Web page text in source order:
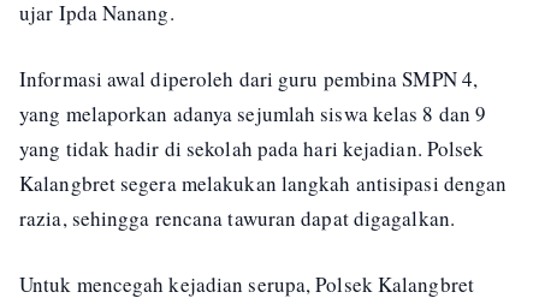
ujar Ipda Nanang.
Informasi awal diperoleh dari guru pembina SMPN 4,
yang melaporkan adanya sejumlah siswa kelas 8 dan 9
yang tidak hadir di sekolah pada hari kejadian. Polsek
Kalangbret segera melakukan langkah antisipasi dengan
razia, sehingga rencana tawuran dapat digagalkan.
Untuk mencegah kejadian serupa, Polsek Kalangbret